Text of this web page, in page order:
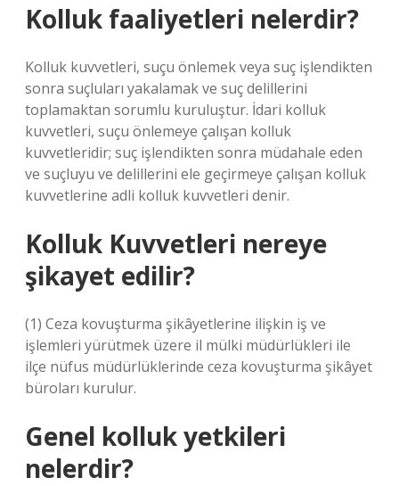
Kolluk faaliyetleri nelerdir?
Kolluk kuvvetleri, suçu önlemek veya suç işlendikten
sonra suçluları yakalamak ve suç delillerini
toplamaktan sorumlu kuruluştur. İdari kolluk
kuvvetleri, suçu önlemeye çalışan kolluk
kuvvetleridir; suç işlendikten sonra müdahale eden
ve suçluyu ve delillerini ele geçirmeye çalışan kolluk
kuvvetlerine adli kolluk kuvvetleri denir.
Kolluk Kuvvetleri nereye
şikayet edilir?
(1) Ceza kovuşturma şikâyetlerine ilişkin iş ve
işlemleri yürütmek üzere il mülki müdürlükleri ile
ilçe nüfus müdürlüklerinde ceza kovuşturma şikâyet
büroları kurulur.
Genel kolluk yetkileri
nelerdir?